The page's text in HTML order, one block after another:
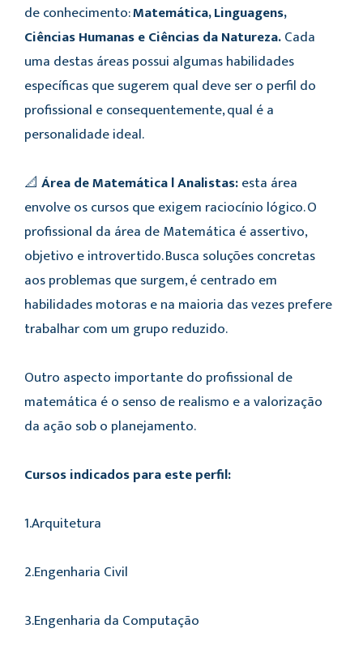
de conhecimento:Matemática, Linguagens,
Ciências Humanas e Ciências da Natureza.Cada
uma destas áreas possui algumas habilidades
específicas que sugerem qual deve ser o perfil do
profissional e consequentemente, qual é a
personalidade ideal.
📐 Área de Matemática l Analistas:esta área
envolve os cursos que exigem raciocínio lógico. O
profissional da área de Matemática é assertivo,
objetivo e introvertido. Busca soluções concretas
aos problemas que surgem, é centrado em
habilidades motoras e na maioria das vezes prefere
trabalhar com um grupo reduzido.
Outro aspecto importante do profissional de
matemática é o senso de realismo e a valorização
da ação sob o planejamento.
Cursos indicados para este perfil:
1.Arquitetura
2.Engenharia Civil
3.Engenharia da Computação